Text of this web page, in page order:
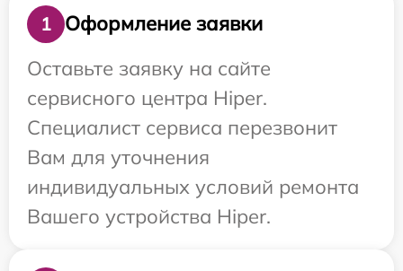
1
Оформление заявки
Оставьте заявку на сайте
сервисного центра Hiper.
Специалист сервиса перезвонит
Вам для уточнения
индивидуальных условий ремонта
Вашего устройства Hiper.